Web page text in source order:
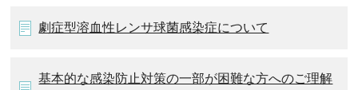
劇症型溶血性レンサ球菌感染症について
基本的な感染防止対策の一部が困難な方へのご理解